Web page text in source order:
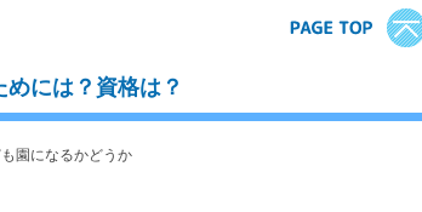
には？資格は？
園になるかどうか